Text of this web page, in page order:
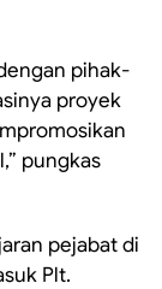
pihak-
proyek
pungkas
pejabat di
Plt.